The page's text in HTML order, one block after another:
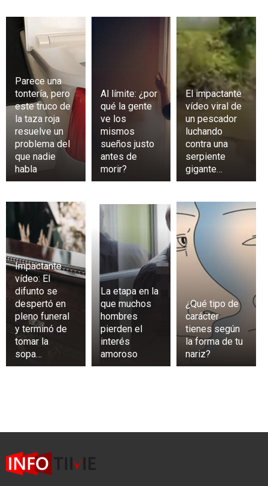
Parece una
tontería, pero
este truco de
la taza roja
resuelve un
problema del
que nadie
habla
Al límite: ¿por
qué la gente
ve los
mismos
sueños justo
antes de
morir?
El impactante
vídeo viral de
un pescador
luchando
contra una
serpiente
gigante…
Impactante
vídeo: El
difunto se
despertó en
pleno funeral
y terminó de
tomar la
sopa…
La etapa en la
que muchos
hombres
pierden el
interés
amoroso
¿Qué tipo de
carácter
tienes según
la forma de tu
nariz?